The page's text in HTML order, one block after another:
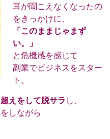
耳が聞こえなくなったの
をきっかけに、
「このままじゃまず
い。」
と危機感を感じて
副業でビジネスをスター
ト。
えをして脱サラ し、
しながら